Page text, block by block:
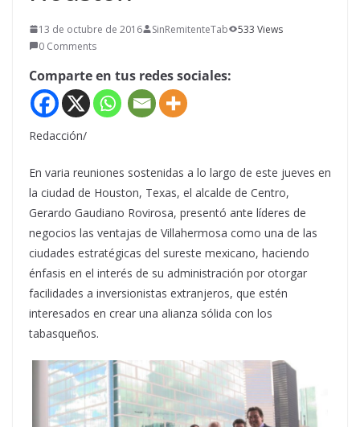
13 de octubre de 2016 SinRemitenteTab
533 Views
0 Comments
Comparte en tus redes sociales:
Redacción/
En varia reuniones sostenidas a lo largo de este jueves en
la ciudad de Houston, Texas, el alcalde de Centro,
Gerardo Gaudiano Rovirosa, presentó ante líderes de
negocios las ventajas de Villahermosa como una de las
ciudades estratégicas del sureste mexicano, haciendo
énfasis en el interés de su administración por otorgar
facilidades a inversionistas extranjeros, que estén
interesados en crear una alianza sólida con los
tabasqueños.